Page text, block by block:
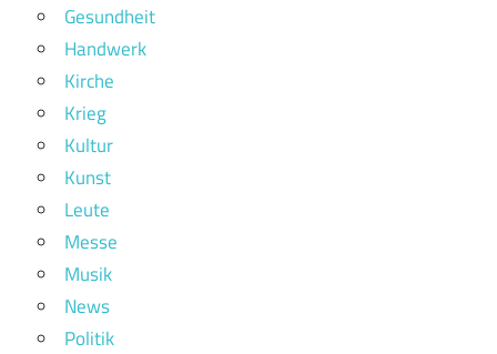
Gesundheit
Handwerk
Kirche
Krieg
Kultur
Kunst
Leute
Messe
Musik
News
Politik